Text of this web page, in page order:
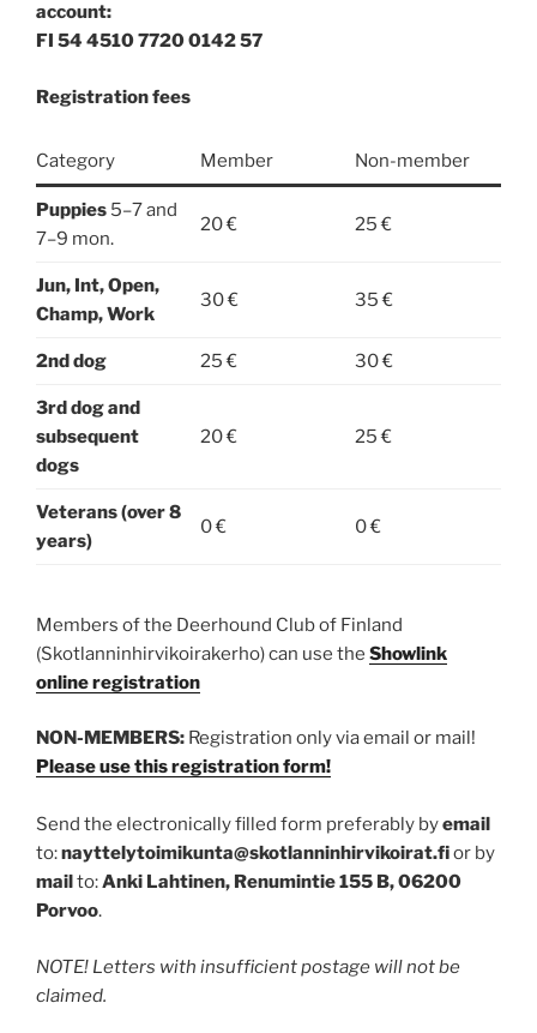
account:
FI 54 4510 7720 0142 57
Registration fees
Category Member Non-member
Puppies 5–7 and
7–9 mon.
20 € 25 €
Jun, Int, Open,
Champ, Work
30 € 35 €
2nd dog 25 € 30 €
3rd dog and
subsequent
dogs
20 € 25 €
Veterans (over 8
years)
0 € 0 €
Members of the Deerhound Club of Finland
(Skotlanninhirvikoirakerho) can use the Showlink
online registration
NON-MEMBERS: Registration only via email or mail!
Please use this registration form!
Send the electronically filled form preferably byemail
to:nayttelytoimikunta@skotlanninhirvikoirat.fior by
mailto:Anki Lahtinen, Renumintie 155 B, 06200
Porvoo.
NOTE! Letters with insufficient postage will not be
claimed.